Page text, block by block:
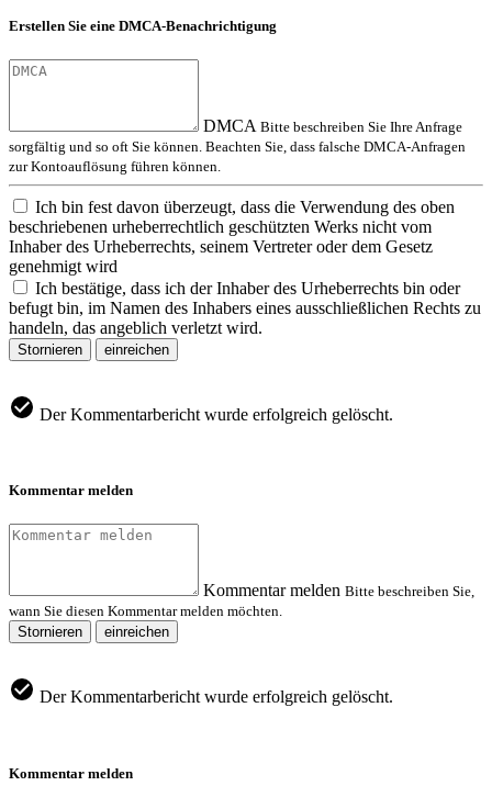
Erstellen Sie eine DMCA-Benachrichtigung
DMCA Bitte beschreiben Sie Ihre Anfrage
sorgfältig und so oft Sie können. Beachten Sie, dass falsche DMCA-Anfragen
zur Kontoauflösung führen können.
Ich bin fest davon überzeugt, dass die Verwendung des oben
beschriebenen urheberrechtlich geschützten Werks nicht vom
Inhaber des Urheberrechts, seinem Vertreter oder dem Gesetz
genehmigt wird
Ich bestätige, dass ich der Inhaber des Urheberrechts bin oder
befugt bin, im Namen des Inhabers eines ausschließlichen Rechts zu
handeln, das angeblich verletzt wird.
Stornieren einreichen
Der Kommentarbericht wurde erfolgreich gelöscht.
Kommentar melden
Kommentar melden Bitte beschreiben Sie,
wann Sie diesen Kommentar melden möchten.
Stornieren
einreichen
Der Kommentarbericht wurde erfolgreich gelöscht.
Kommentar melden